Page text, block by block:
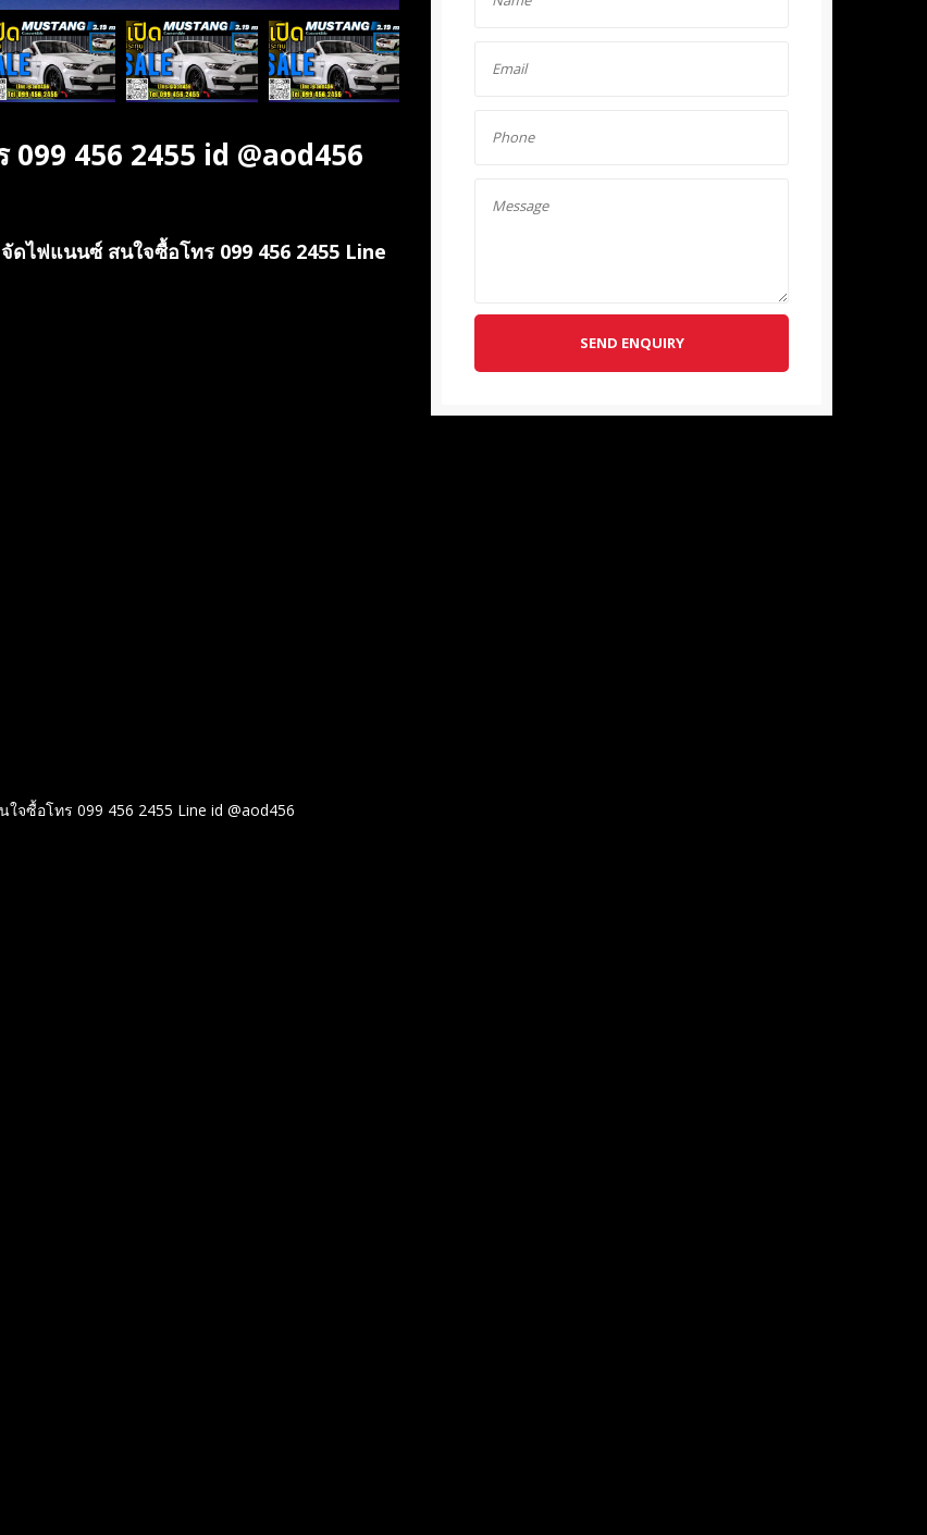
456 2455 id @aod456
ไฟแนนซ์ สนใจซื้อโทร 099 456 2455 Line
ซื้อโทร 099 456 2455 Line id @aod456
SEND ENQUIRY